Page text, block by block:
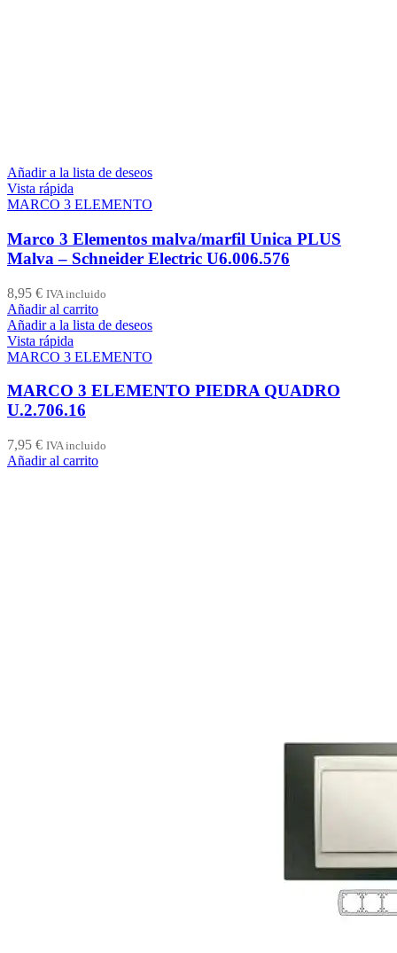
Añadir a la lista de deseos
Vista rápida
MARCO 3 ELEMENTO
Marco 3 Elementos malva/marfil Unica PLUS
Malva – Schneider Electric U6.006.576
8,95 € IVA incluido
Añadir al carrito
Añadir a la lista de deseos
Vista rápida
MARCO 3 ELEMENTO
MARCO 3 ELEMENTO PIEDRA QUADRO
U.2.706.16
7,95 € IVA incluido
Añadir al carrito